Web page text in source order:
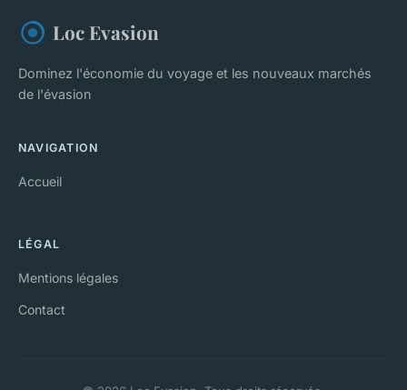
Loc Evasion
Dominez l'économie du voyage et les nouveaux marchés
de l'évasion
NAVIGATION
Accueil
LÉGAL
Mentions légales
Contact